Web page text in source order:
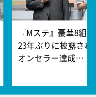
『Mステ』豪華8組
23年ぶりに披露され
オンセラー達成…